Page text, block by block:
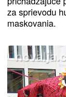
za sprievodu
maskovania.